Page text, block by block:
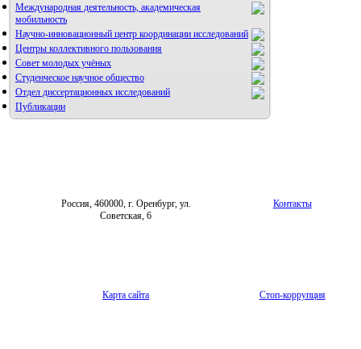
Международная деятельность, академическая
мобильность
Научно-инновационный центр координации исследований
НИИ микрохирургии и клинической анатомии
Центры коллективного пользования
Совет молодых учёных
Студенческое научное общество
Отдел диссертационных исследований
Публикации
Россия, 460000, г. Оренбург, ул.
Советская, 6
Контакты
Карта сайта Стоп-коррупция